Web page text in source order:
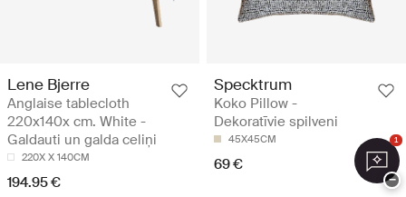
Lene Bjerre
Anglaise tablecloth
220x140x cm. White -
Galdauti un galda celiņi
220X X 140CM
194.95 €
Specktrum
Koko Pillow -
Dekoratīvie spilveni
45X45CM
69 €
1
−